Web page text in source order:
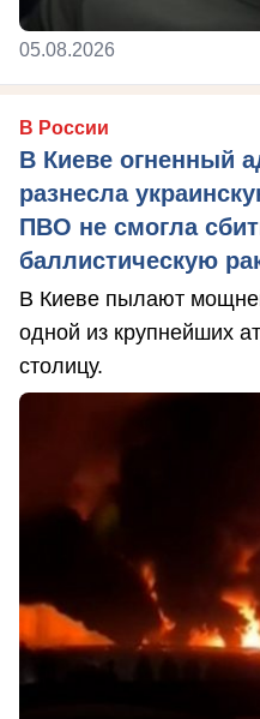
05.08.2026
В России
В Киеве огненный
разнесла
ПВО не смогла
баллистическую
В Киеве пылают
одной из крупнейших
столицу.